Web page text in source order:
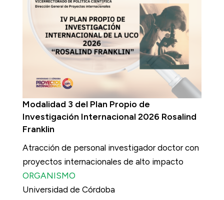
Modalidad 3 del Plan Propio de
Investigación Internacional 2026 Rosalind
Franklin
Atracción de personal investigador doctor con
proyectos internacionales de alto impacto
ORGANISMO
Universidad de Córdoba